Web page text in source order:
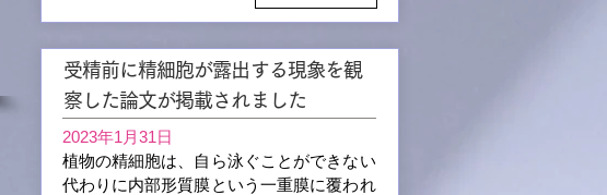
受精前に精細胞が露出する現象を観
察した論文が掲載されました
2023年1月31日
植物の精細胞は、自ら泳ぐことができない
代わりに内部形質膜という一重膜に覆われ